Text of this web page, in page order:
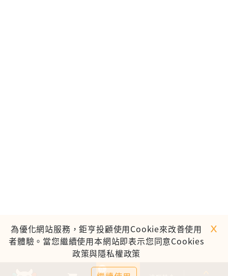
0
為優化網站服務，鉅亨投顧使用Cookie來改善使用
者體驗。當您繼續使用本網站即表示您同意Cookies
政策與隱私權政策
ｘ